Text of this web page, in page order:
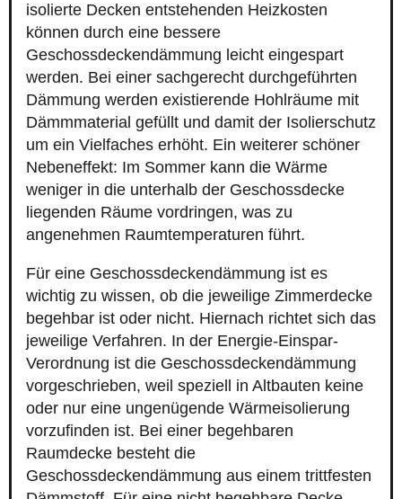
isolierte Decken entstehenden Heizkosten
können durch eine bessere
Geschossdeckendämmung leicht eingespart
werden. Bei einer sachgerecht durchgeführten
Dämmung werden existierende Hohlräume mit
Dämmmaterial gefüllt und damit der Isolierschutz
um ein Vielfaches erhöht. Ein weiterer schöner
Nebeneffekt: Im Sommer kann die Wärme
weniger in die unterhalb der Geschossdecke
liegenden Räume vordringen, was zu
angenehmen Raumtemperaturen führt.
Für eine Geschossdeckendämmung ist es
wichtig zu wissen, ob die jeweilige Zimmerdecke
begehbar ist oder nicht. Hiernach richtet sich das
jeweilige Verfahren. In der Energie-Einspar-
Verordnung ist die Geschossdeckendämmung
vorgeschrieben, weil speziell in Altbauten keine
oder nur eine ungenügende Wärmeisolierung
vorzufinden ist. Bei einer begehbaren
Raumdecke besteht die
Geschossdeckendämmung aus einem trittfesten